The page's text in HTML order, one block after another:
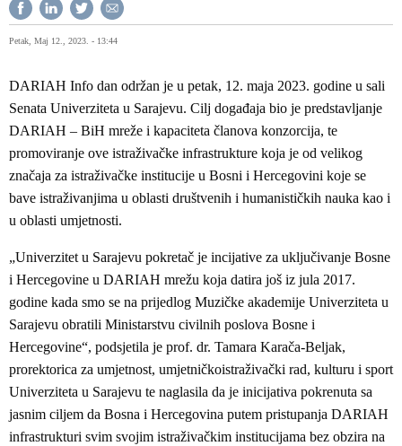
Petak, Maj 12., 2023. - 13:44
DARIAH Info dan održan je u petak, 12. maja 2023. godine u sali
Senata Univerziteta u Sarajevu. Cilj događaja bio je predstavljanje
DARIAH – BiH mreže i kapaciteta članova konzorcija, te
promoviranje ove istraživačke infrastrukture koja je od velikog
značaja za istraživačke institucije u Bosni i Hercegovini koje se
bave istraživanjima u oblasti društvenih i humanističkih nauka kao i
u oblasti umjetnosti.
„Univerzitet u Sarajevu pokretač je incijative za uključivanje Bosne
i Hercegovine u DARIAH mrežu koja datira još iz jula 2017.
godine kada smo se na prijedlog Muzičke akademije Univerziteta u
Sarajevu obratili Ministarstvu civilnih poslova Bosne i
Hercegovine“, podsjetila je prof. dr. Tamara Karača-Beljak,
prorektorica za umjetnost, umjetničkoistraživački rad, kulturu i sport
Univerziteta u Sarajevu te naglasila da je inicijativa pokrenuta sa
jasnim ciljem da Bosna i Hercegovina putem pristupanja DARIAH
infrastrukturi svim svojim istraživačkim institucijama bez obzira na